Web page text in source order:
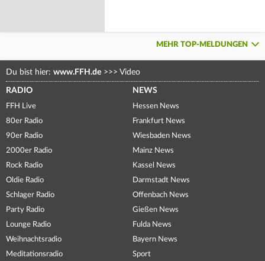
MEHR TOP-MELDUNGEN
Du bist hier: www.FFH.de >>> Video
RADIO
FFH Live
80er Radio
90er Radio
2000er Radio
Rock Radio
Oldie Radio
Schlager Radio
Party Radio
Lounge Radio
Weihnachtsradio
Meditationsradio
NEWS
Hessen News
Frankfurt News
Wiesbaden News
Mainz News
Kassel News
Darmstadt News
Offenbach News
Gießen News
Fulda News
Bayern News
Sport